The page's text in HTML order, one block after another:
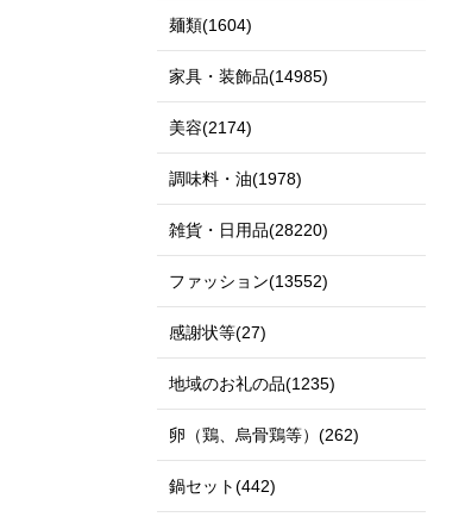
麺類(1604)
家具・装飾品(14985)
美容(2174)
調味料・油(1978)
雑貨・日用品(28220)
ファッション(13552)
感謝状等(27)
地域のお礼の品(1235)
卵（鶏、烏骨鶏等）(262)
鍋セット(442)